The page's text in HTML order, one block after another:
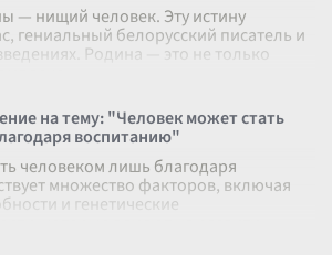
— нищий человек. Эту истину
гениальный белорусский писатель и
Родина — это не только
на тему: "Человек может стать
воспитанию"
человеком лишь благодаря
множество факторов, включая
и генетические
которые влияют на развити